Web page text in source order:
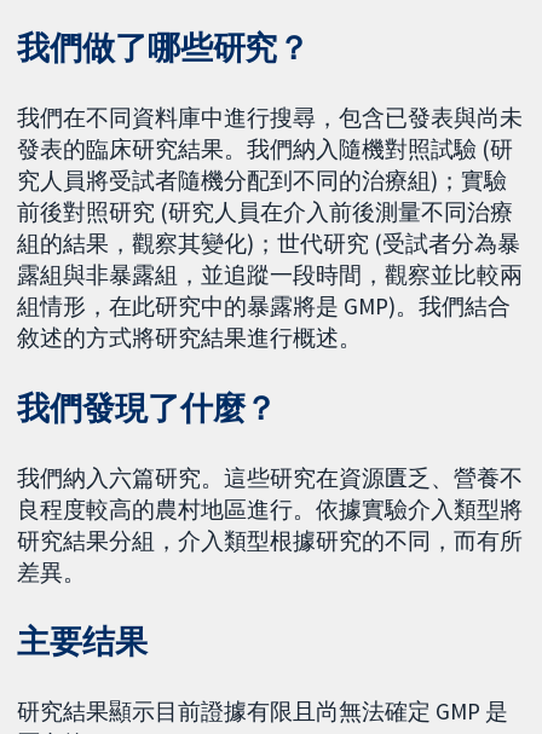
我們做了哪些研究？
我們在不同資料庫中進行搜尋，包含已發表與尚未
發表的臨床研究結果。我們納入隨機對照試驗 (研
究人員將受試者隨機分配到不同的治療組)；實驗
前後對照研究 (研究人員在介入前後測量不同治療
組的結果，觀察其變化)；世代研究 (受試者分為暴
露組與非暴露組，並追蹤一段時間，觀察並比較兩
組情形，在此研究中的暴露將是 GMP)。我們結合
敘述的方式將研究結果進行概述。
我們發現了什麼？
我們納入六篇研究。這些研究在資源匱乏、營養不
良程度較高的農村地區進行。依據實驗介入類型將
研究結果分組，介入類型根據研究的不同，而有所
差異。
主要结果
研究結果顯示目前證據有限且尚無法確定 GMP 是